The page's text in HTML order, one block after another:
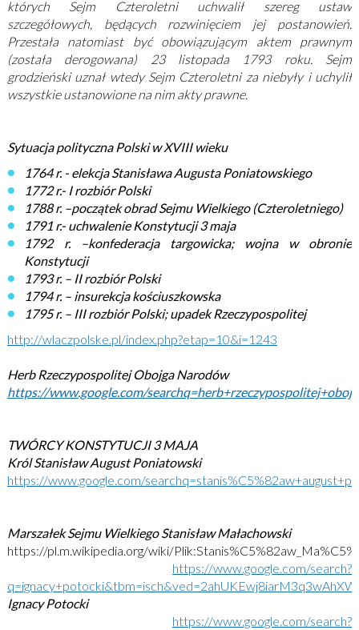
których Sejm Czteroletni uchwalił szereg ustaw
szczegółowych, będących rozwinięciem jej postanowień.
Przestała natomiast być obowiązującym aktem prawnym
(została derogowana) 23 listopada 1793 roku. Sejm
grodzieński uznał wtedy Sejm Czteroletni za niebyły i uchylił
wszystkie ustanowione na nim akty prawne.
Sytuacja polityczna Polski w XVIII wieku
1764 r. - elekcja Stanisława Augusta Poniatowskiego
1772 r.- I rozbiór Polski
1788 r. –początek obrad Sejmu Wielkiego (Czteroletniego)
1791 r.- uchwalenie Konstytucji 3 maja
1792 r. –konfederacja targowicka; wojna w obronie
Konstytucji
1793 r. – II rozbiór Polski
1794 r. – insurekcja kościuszkowska
1795 r. – III rozbiór Polski; upadek Rzeczypospolitej
http://wlaczpolske.pl/index.php?etap=10&i=1243
Herb Rzeczypospolitej Obojga Narodów
https://www.google.com/
TWÓRCY KONSTYTUCJI 3 MAJA
Król Stanisław August Poniatowski
https://www.google.com/
Marszałek Sejmu Wielkiego Stanisław Małachowski
https://pl.m.wikipedia.org/wiki/
https://www.google.com/search?
Ignacy Potocki
https://www.google.com/search?